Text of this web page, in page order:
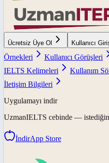
Ücretsiz Üye Ol Kullanıcı
Örnekleri
Kullanıcı Görüşleri
IELTS Kelimeleri
Kullanım
İletişim Bilgileri
Uygulamayı indir
UzmanIELTS cebinde — istediğin
İndirApp Store